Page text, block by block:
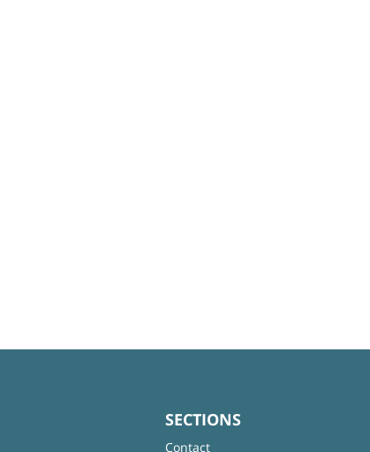
SECTIONS
Contact